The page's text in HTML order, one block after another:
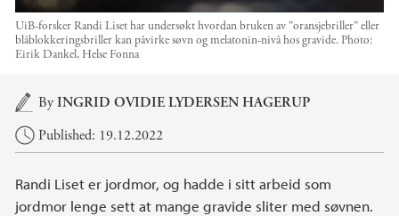
UiB-forsker Randi Liset har undersøkt hvordan bruken av "oransjebriller" eller
blåblokkeringsbriller kan påvirke søvn og melatonin-nivå hos gravide. Photo:
Eirik Dankel, Helse Fonna
Main content
ByINGRID OVIDIE LYDERSEN HAGERUP
Published: 19.12.2022
Randi Liset er jordmor, og hadde i sitt arbeid som
jordmor lenge sett at mange gravide sliter med søvnen.